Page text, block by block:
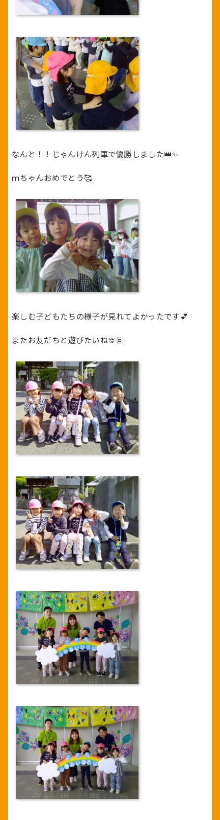
なんと！！じゃんけん列車で優勝しました👑✨
ｍちゃんおめでとう🥰
楽しむ子どもたちの様子が見れてよかったです💕
またお友だちと遊びたいね🫶🏻